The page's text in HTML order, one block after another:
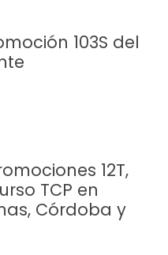
103S del
12T,
TCP en
Córdoba y